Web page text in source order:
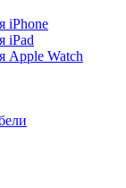
iPhone
iPad
Apple Watch